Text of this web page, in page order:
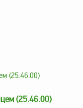
(25.46.00)